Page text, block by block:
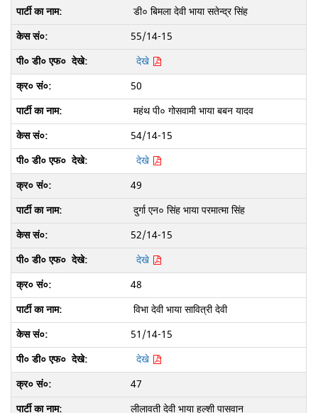
डी० बिमला देवी भाया सतेन्द्र सिंह
55/14-15
देखे
50
महंथ पी० गोसवामी भाया बबन यादव
54/14-15
देखे
49
दुर्गा एन० सिंह भाया परमात्मा सिंह
52/14-15
देखे
48
विभा देवी भाया सावित्री देवी
51/14-15
देखे
47
लीलावती देवी भाया हुल्शी पासवान